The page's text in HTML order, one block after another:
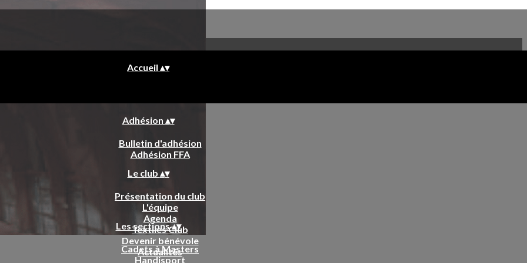
Accueil ▴▾
Adhésion ▴▾
Bulletin d'adhésion
Adhésion FFA
Le club ▴▾
Présentation du club
L'équipe
Agenda
Textiles Club
Devenir bénévole
Actualités
Les sections▴▾
Cadets à Masters
Handisport